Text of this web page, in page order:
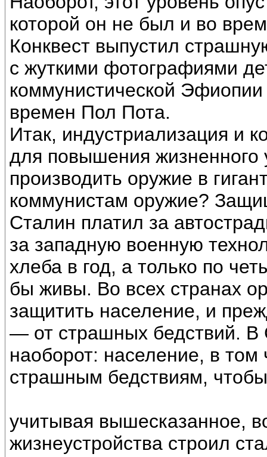
которой он не был и во
Конквест выпустил
с жуткими фотографиями
коммунистической
времен Пол Пота.
Итак, индустриализация и
для повышения жизненного
производить оружие в
коммунистам оружие?
Сталин платил за
за западную военную
хлеба в год, а только по
бы живы. Во всех странах
защитить население, и
— от страшных бедствий. В
наоборот: население, в том
страшным бедствиям,
учитывая вышесказанное,
жизнеустройства строил